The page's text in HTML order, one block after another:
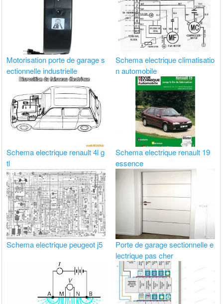
Motorisation porte de garage s
ectionnelle industrielle
Schema electrique climatisatio
n automobile
Schema electrique renault 4l g
tl
Schema electrique renault 19
essence
Schema electrique peugeot j5
Porte de garage sectionnelle e
lectrique pas cher